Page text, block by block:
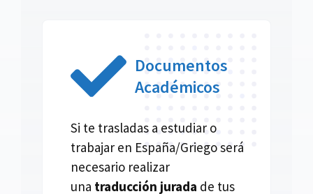
Documentos
Académicos
Si te trasladas a estudiar o
trabajar en España/Griego será
necesario realizar
una traducción jurada de tus